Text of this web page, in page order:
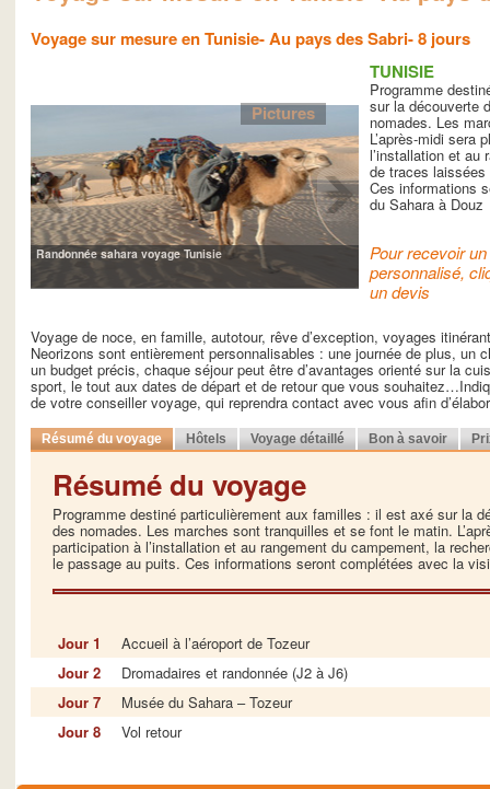
Voyage sur mesure en Tunisie- Au pays des Sabri- 8 jours
Randonnée sahara voyage Tunisie
Pictures
TUNISIE
Programme
sur la découverte
nomades. Les
L’après-midi sera
l’installation et au
de traces
Ces informations
du Sahara à Douz
Pour recevoir
personnalisé,
un devis
Voyage de noce, en famille, autotour, rêve d’exception, voyages
Neorizons sont entièrement personnalisables : une journée de plus, un
un budget précis, chaque séjour peut être d’avantages orienté sur la
sport, le tout aux dates de départ et de retour que vous
de votre conseiller voyage, qui reprendra contact avec vous afin
Résumé du voyage Hôtels Voyage détaillé Bon à savoir
Résumé du voyage
Programme destiné particulièrement aux familles : il est axé sur la
des nomades. Les marches sont tranquilles et se font le matin.
participation à l’installation et au rangement du campement, la
le passage au puits. Ces informations seront complétées avec la
Jour 1
Accueil à l’aéroport de Tozeur
Jour 2
Dromadaires et randonnée (J2 à J6)
Jour 7
Musée du Sahara – Tozeur
Jour 8
Vol retour